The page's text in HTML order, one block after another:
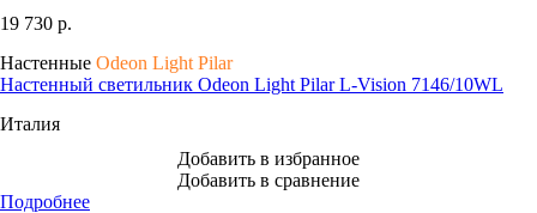
19 730 р.
Настенные Odeon Light Pilar
Настенный светильник Odeon Light Pilar L-Vision 7146/10WL
Италия
Добавить в избранное
Добавить в сравнение
Подробнее